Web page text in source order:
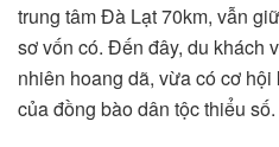
trung tâm Đà Lạt 70km, vẫn
sơ vốn có. Đến đây, du khách
nhiên hoang dã, vừa có cơ
của đồng bào dân tộc thiểu số.